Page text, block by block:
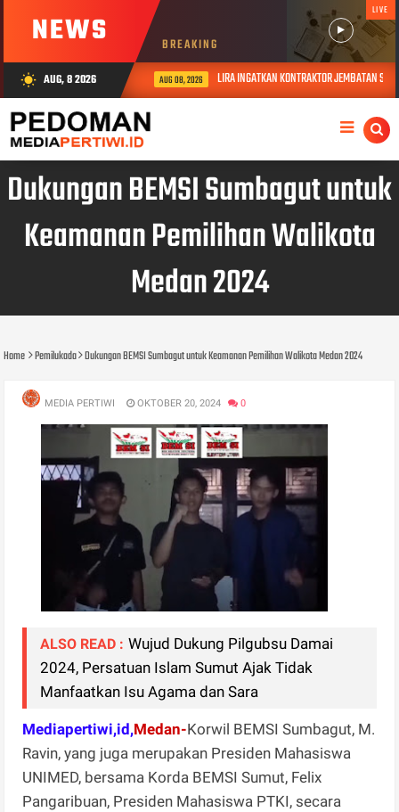
NEWS BREAKING
LIVE
wb_sunny AUG, 8 2026 AUG 08, 2026 LIRA INGATKAN KONTRAKTOR JEMBATAN S.
Dukungan BEMSI Sumbagut untuk
Keamanan Pemilihan Walikota
Medan 2024
Home Pemilukada Dukungan BEMSI Sumbagut untuk Keamanan Pemilihan Walikota Medan 2024
MEDIA PERTIWI OKTOBER 20, 2024 0
ALSO READ : Wujud Dukung Pilgubsu Damai
2024, Persatuan Islam Sumut Ajak Tidak
Manfaatkan Isu Agama dan Sara
Mediapertiwi,id,Medan-Korwil BEMSI Sumbagut, M.
Ravin, yang juga merupakan Presiden Mahasiswa
UNIMED, bersama Korda BEMSI Sumut, Felix
Pangaribuan, Presiden Mahasiswa PTKI, secara